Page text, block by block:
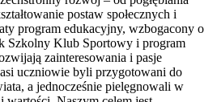
postaw społecznych i
program edukacyjny, wzbogacony o
Szkolny Klub Sportowy i program
zainteresowania i pasje
uczniowie byli przygotowani do
a jednocześnie pielęgnowali w